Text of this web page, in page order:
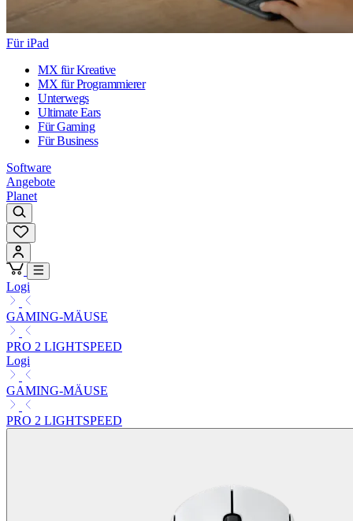
Für iPad
MX für Kreative
MX für Programmierer
Unterwegs
Ultimate Ears
Für Gaming
Für Business
Software
Angebote
Planet
Logi
GAMING-MÄUSE
PRO 2 LIGHTSPEED
Logi
GAMING-MÄUSE
PRO 2 LIGHTSPEED